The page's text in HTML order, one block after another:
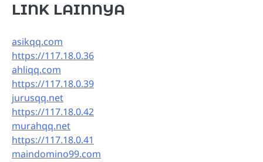
LINK LAINNYA
asikqq.com
https://117.18.0.36
ahliqq.com
https://117.18.0.39
jurusqq.net
https://117.18.0.42
murahqq.net
https://117.18.0.41
maindomino99.com